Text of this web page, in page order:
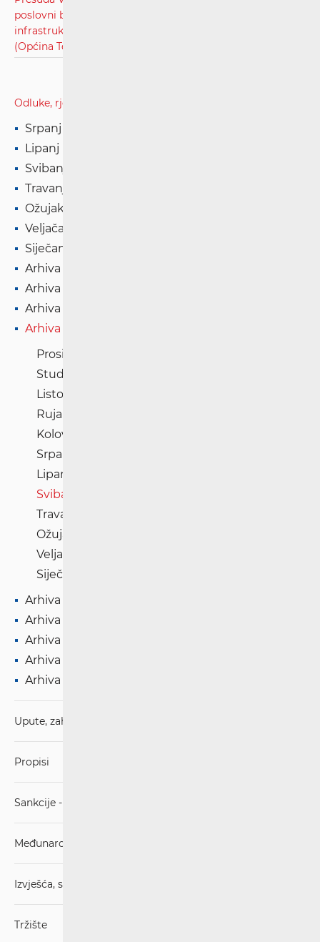
poslovni broj: UsII-235/2021, radi utvrđivanja
infrastrukturnog operatora i naknade za pravo puta
(Općina Tounj).pdf
Odluke, rješenja i presude
Srpanj '26
Lipanj '26
Svibanj '26
Travanj '26
Ožujak '26
Veljača '26
Siječanj '26
Arhiva '25
Arhiva '24
Arhiva '23
Arhiva '22
Prosinac '22
Studeni '22
Listopad '22
Rujan '22
Kolovoz '22
Srpanj '22
Lipanj '22
Svibanj '22
Travanj '22
Ožujak '22
Veljača '22
Siječanj '22
Arhiva '21
Arhiva '20
Arhiva '19
Arhiva '18
Arhiva '17
Upute, zahtjevi i obrasci
Propisi
Sankcije - mjere ograničavanja
Međunarodni sporazumi
Izvješća, stručna mišljenja, strategije
Tržište